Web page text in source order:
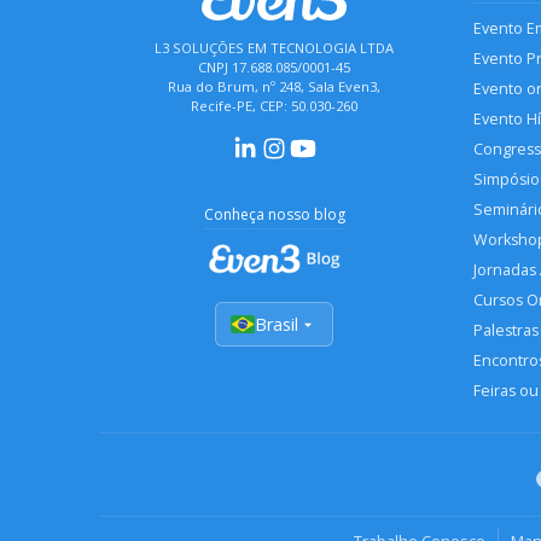
L3 SOLUÇÕES EM TECNOLOGIA LTDA
CNPJ 17.688.085/0001-45
Rua do Brum, nº 248, Sala Even3,
Recife-PE, CEP: 50.030-260
Conheça nosso blog
Brasil
Evento
Evento
Evento
Evento
Simpósio
Cursos
Palestras
Feiras